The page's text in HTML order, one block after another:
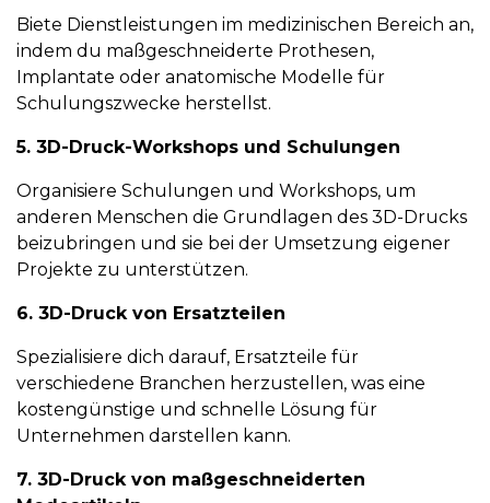
Biete Dienstleistungen im medizinischen Bereich an,
indem du maßgeschneiderte Prothesen,
Implantate oder anatomische Modelle für
Schulungszwecke herstellst.
5. 3D-Druck-Workshops und Schulungen
Organisiere Schulungen und Workshops, um
anderen Menschen die Grundlagen des 3D-Drucks
beizubringen und sie bei der Umsetzung eigener
Projekte zu unterstützen.
6. 3D-Druck von Ersatzteilen
Spezialisiere dich darauf, Ersatzteile für
verschiedene Branchen herzustellen, was eine
kostengünstige und schnelle Lösung für
Unternehmen darstellen kann.
7. 3D-Druck von maßgeschneiderten